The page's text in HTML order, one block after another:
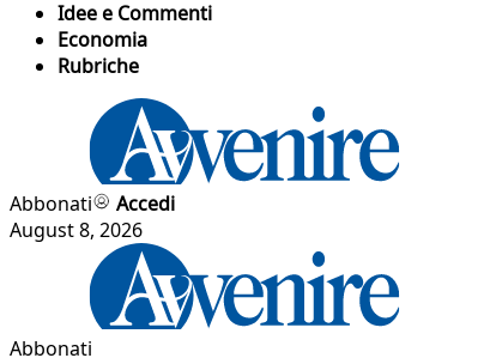
Idee e Commenti
Economia
Rubriche
Abbonati
Accedi
August 8, 2026
Abbonati